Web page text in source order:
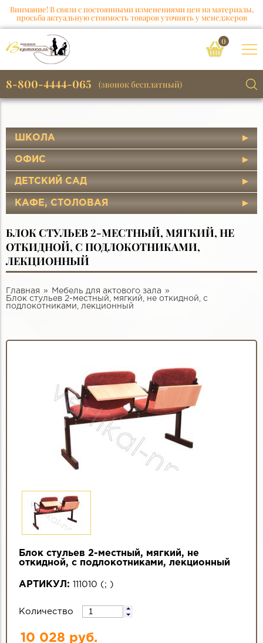
Внимание! В связи с постоянными изменениями цен на материалы,
просьба актуальную стоимость товаров уточнять у менеджеров
0
8-800-4444-065 (звонок бесплатный)
ШКОЛА
ОФИС
ДЕТСКИЙ САД
КАФЕ, СТОЛОВАЯ
БЛОК СТУЛЬЕВ 2-МЕСТНЫЙ, МЯГКИЙ, НЕ
ОТКИДНОЙ, С ПОДЛОКОТНИКАМИ,
ЛЕКЦИОННЫЙ
Главная
Мебель для актового зала
Блок стульев 2-местный, мягкий, не откидной, с
подлокотниками, лекционный
Блок стульев 2-местный, мягкий, не
откидной, с подлокотниками, лекционный
АРТИКУЛ: 111010 ( ; )
Количество
10 028 руб.